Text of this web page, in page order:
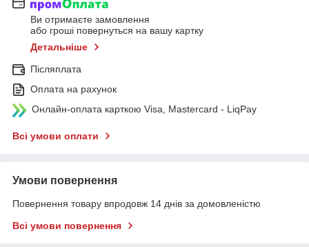
Ви отримаєте замовлення
або гроші повернуться на вашу картку
Детальніше
Післяплата
Оплата на рахунок
Онлайн-оплата карткою Visa, Mastercard - LiqPay
Всі умови оплати
Умови повернення
Повернення товару впродовж 14 днів за домовленістю
Всі умови повернення